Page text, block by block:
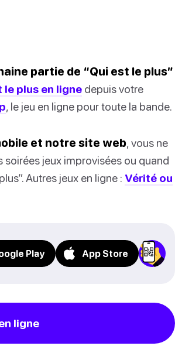
partie de “Qui est le plus”
le plus en ligne depuis votre
, le jeu en ligne pour toute la bande.
et notre site web, vous ne
soirées jeux improvisées ou quand
Autres jeux en ligne : Vérité ou
Play App Store
ligne